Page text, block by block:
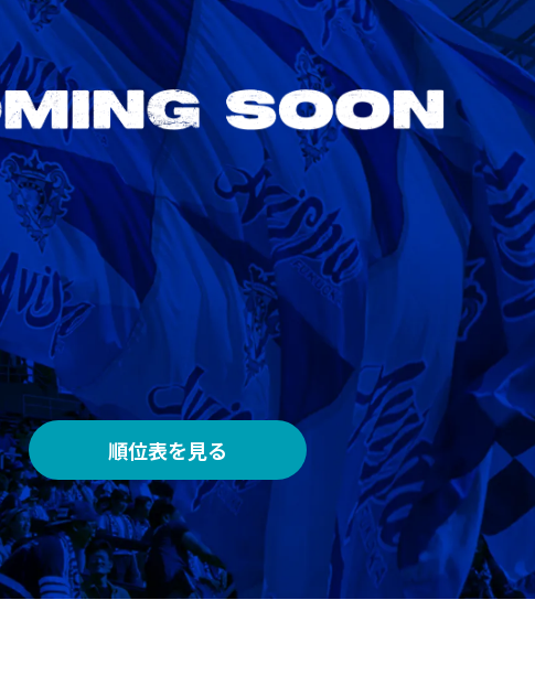
8/22Sat. 18:00
VS
AWAY
メルカリスタジアム
順位表を見る